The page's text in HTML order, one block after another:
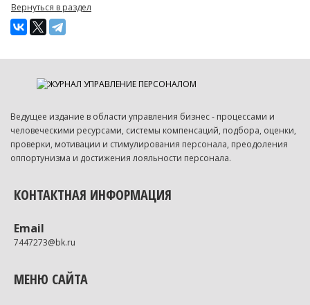
Вернуться в раздел
Ведущее издание в области управления бизнес - процессами и
человеческими ресурсами, системы компенсаций, подбора, оценки,
проверки, мотивации и стимулирования персонала, преодоления
оппортунизма и достижения лояльности персонала.
КОНТАКТНАЯ ИНФОРМАЦИЯ
Email
7447273@bk.ru
МЕНЮ САЙТА